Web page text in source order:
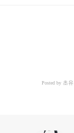
Posted by 초